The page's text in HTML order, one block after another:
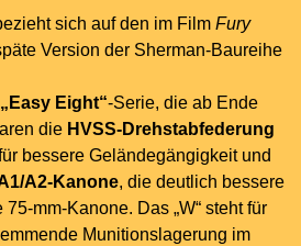
sich auf den im Film Fury
Version der Sherman-Baureihe
„Easy Eight“-Serie, die ab Ende
die HVSS-Drehstabfederung
bessere Geländegängigkeit und
A2-Kanone, die deutlich bessere
mm-Kanone. Das „W“ steht für
Munitionslagerung im